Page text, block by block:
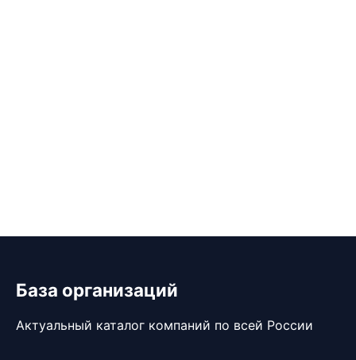
База организаций
Актуальный каталог компаний по всей России